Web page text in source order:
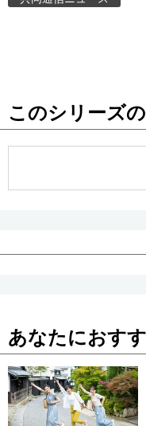
お知らせ
このシリーズ
あなたにおす